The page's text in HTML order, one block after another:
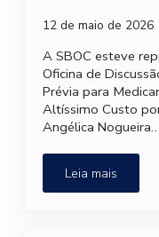
12 de maio de 2026
A SBOC esteve
Oficina de
Prévia para
Altíssimo Custo
Angélica Nogueira…
Leia mais